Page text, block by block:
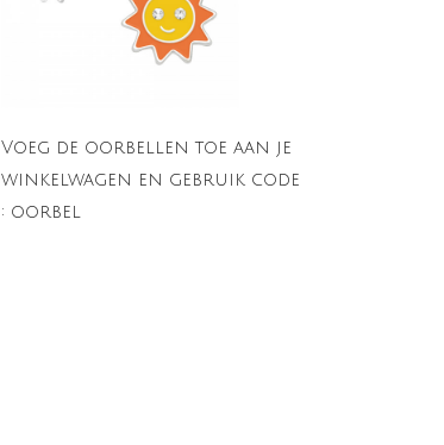
Voeg de oorbellen toe aan je
winkelwagen en gebruik code
: oorbel